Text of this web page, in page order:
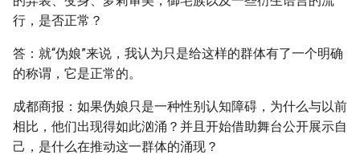
行，是否正常？
答：就“伪娘”来说，我认为只是给这样的群体有了一个明确
的称谓，它是正常的。
成都商报：如果伪娘只是一种性别认知障碍，为什么与以前
相比，他们出现得如此汹涌？并且开始借助舞台公开展示自
己，是什么在推动这一群体的涌现？